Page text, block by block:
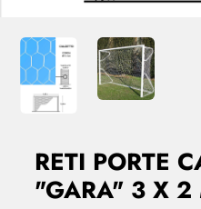
RETI PORTE
"GARA" 3 X